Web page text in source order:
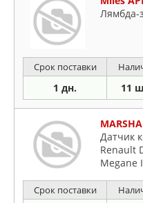
Лямбда-
Срок поставки
1 дн. 11
Датчик
Renault
Megane
Срок поставки